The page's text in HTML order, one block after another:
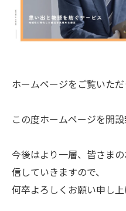
ホームページをご覧いただ
この度ホームページを開設
今後はより一層、皆さま
信していきますので、
何卒よろしくお願い申し上